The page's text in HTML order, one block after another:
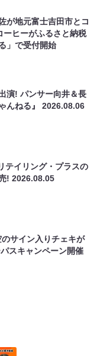
が地元富士吉田市とコ
ーヒーがふるさと納税
」で受付開始
演! パンサー向井＆長
んねる』2026.08.06
テイリング・プラスの
!2026.08.05
サイン入りチェキが
スキャンペーン開催